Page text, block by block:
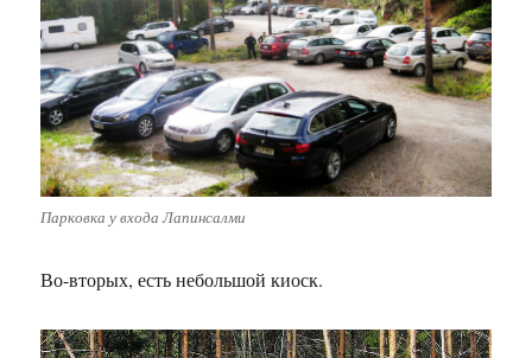
Парковка у входа Лапинсалми
Во-вторых, есть небольшой киоск.